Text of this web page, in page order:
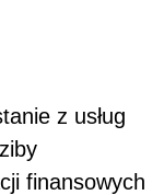
z usług
finansowych